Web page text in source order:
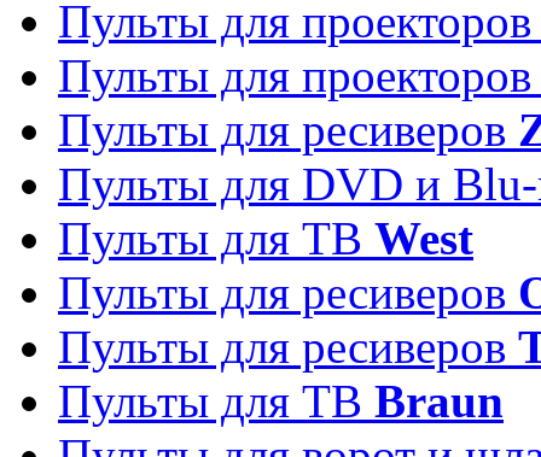
Пульты для
Пульты для
Пульты для ресиверов
Пульты для DVD и
Пульты для ТВ West
Пульты для ресиверов
Пульты для ресиверов
Пульты для ТВ Braun